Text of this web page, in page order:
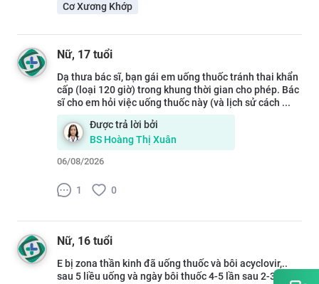
Cơ Xương Khớp
Nữ, 17 tuổi
Dạ thưa bác sĩ, bạn gái em uống thuốc tránh thai khẩn
cấp (loại 120 giờ) trong khung thời gian cho phép. Bác
sĩ cho em hỏi việc uống thuốc này (và lịch sử cách ...
Được trả lời bởi
BS Hoàng Thị Xuân
06/08/2026
1 0
Nữ, 16 tuổi
E bị zona thần kinh đã uống thuốc và bôi acyclovir,..
sau 5 liều uống và ngày bôi thuốc 4-5 lần sau 2-3 ngày